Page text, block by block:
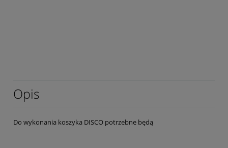
Opis
Do wykonania koszyka DISCO potrzebne będą